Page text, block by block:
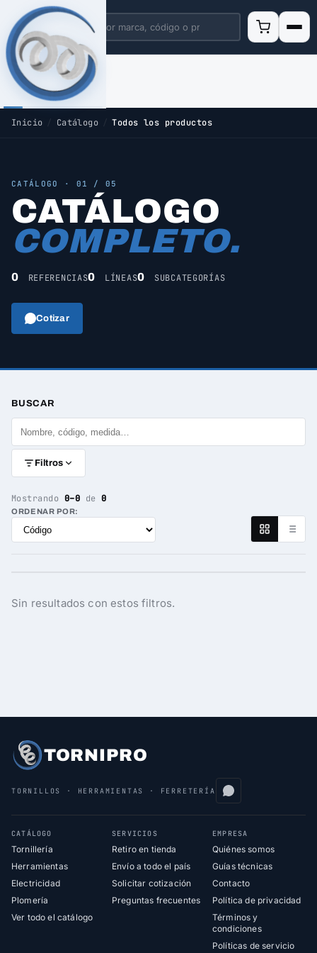
Inicio / Catálogo Todos los productos
CATÁLOGO · 01 / 05
CATÁLOGO
COMPLETO.
0 REFERENCIAS0 LÍNEAS0 SUBCATEGORÍAS
Cotizar
BUSCAR
Filtros
Mostrando 0–0 de0
ORDENAR POR:
Sin resultados con estos filtros.
TORNIPRO
TORNILLOS · HERRAMIENTAS · FERRETERÍA
CATÁLOGO
Tornillería
Herramientas
Electricidad
Plomería
Ver todo el catálogo
SERVICIOS
Retiro en tienda
Envío a todo el país
Solicitar cotización
Preguntas frecuentes
EMPRESA
Quiénes somos
Guías técnicas
Contacto
Política de privacidad
Términos y
condiciones
Políticas de servicio